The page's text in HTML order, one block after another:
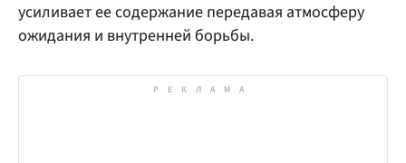
усиливает ее содержание передавая атмосферу
ожидания и внутренней борьбы.